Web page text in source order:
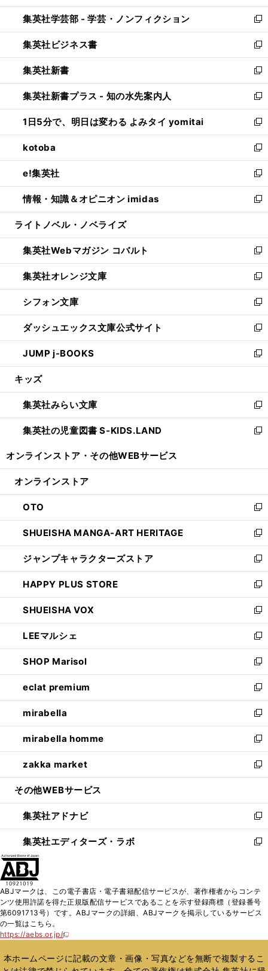
開
く
ウ
で
開
く
ン
ド
ウ
で
開
く
ウ
ィ
ン
ド
ウ
で
開
く
集英社学芸部 - 学芸・ノンフィクション
新
し
い
ウ
ィ
ン
ド
ウ
で
開
く
集英社ビジネス書
新
し
い
ウ
ィ
ン
ド
ウ
で
開
く
集英社新書
新
し
い
ウ
ィ
ン
ド
ウ
で
開
く
集英社新書プラス - 知の水先案内人
新
し
い
ウ
ィ
ン
ド
ウ
で
開
1日5分で、明日は変わる よみタイ yomitai
新
し
い
ウ
ィ
ン
ド
ウ
開
く
kotoba
新
し
い
ウ
ィ
ン
ウ
で
開
く
e!集英社
新
し
い
ウ
ン
ド
ウ
で
開
く
情報・知識＆オピニオン imidas
新
し
ウ
ィ
ン
ド
ウ
で
開
く
ライトノベル・ノベライズ
集英社Webマガジン コバルト
新
し
い
ウ
ィ
ン
ド
ウ
で
開
集英社オレンジ文庫
新
し
い
ウ
ィ
ン
ド
ウ
開
く
シフォン文庫
新
し
い
ウ
ィ
ン
ウ
で
開
く
ダッシュエックス文庫公式サイト
新
し
い
ウ
ン
ド
ウ
で
JUMP j-BOOKS
新
し
ウ
ィ
ン
ド
開
キッズ
集英社みらい文庫
新
し
い
ン
ウ
で
開
く
集英社の児童図書 S-KIDS.LAND
新
ウ
ン
ド
ウ
で
開
く
オンラインストア・ その他WEBサービス
オンラインストア
OTO
新
し
い
ウ
ィ
ン
ド
ウ
で
開
く
SHUEISHA MANGA-ART HERITAGE
新
し
い
ウ
ィ
ン
ド
ウ
で
開
く
ジャンプキャラクターズストア
新
し
い
ウ
ィ
ン
ド
ウ
で
開
く
HAPPY PLUS STORE
新
し
い
ウ
ィ
ン
ド
ウ
で
開
く
SHUEISHA VOX
新
し
い
ウ
ィ
ン
ド
ウ
で
開
く
LEEマルシェ
新
し
い
ウ
ィ
ン
ド
ウ
で
開
く
SHOP Marisol
新
し
い
ウ
ィ
ン
ド
ウ
で
開
eclat premium
新
し
い
ウ
ィ
ン
ド
ウ
開
く
mirabella
新
し
い
ウ
ィ
ン
ウ
で
開
く
mirabella homme
新
し
い
ウ
ン
ド
ウ
で
zakka market
新
し
ウ
ィ
ン
ド
く
その他WEBサービス
集英社アドナビ
新
し
い
ド
ウ
で
集英社エディターズ・ラボ
新
ィ
ン
ド
開
ABJマークは、この電子書店・電子書籍配信サービスが、著作権者からコンテ
ンツ使用許諾を得た正規版配信サービスであることを示す登録商標（登録番号
第6091713号）です。ABJマークの詳細、ABJマークを掲示しているサービス
の一覧はこちら。
https://aebs.or.jp/
新
い
ウ
本ホームページに記載の文章・画像・写真などを無断で複製するこ